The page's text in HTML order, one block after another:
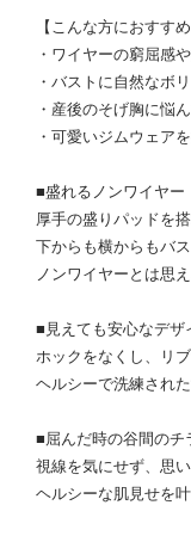
【こんな方におすすめ
・ワイヤーの窮屈感
・バストに自然なボ
・産後のそげ胸に悩
・可愛いジムウェア
■盛れるノンワイヤー
厚手の盛りパッドを搭
下からも横からもバ
ノンワイヤーとは思
■見えても安心なデザ
ホックをなくし、リ
ヘルシーで洗練され
■屈んだ時の谷間のチ
視線を気にせず、思
ヘルシーな肌見せを